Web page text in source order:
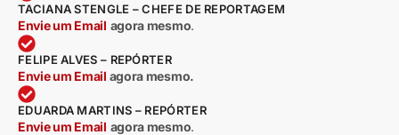
TACIANA STENGLE – CHEFE DE REPORTAGEM
Envie um Email agora mesmo.
FELIPE ALVES – REPÓRTER
Envie um Email agora mesmo.
EDUARDA MARTINS – REPÓRTER
Envie um Email agora mesmo.